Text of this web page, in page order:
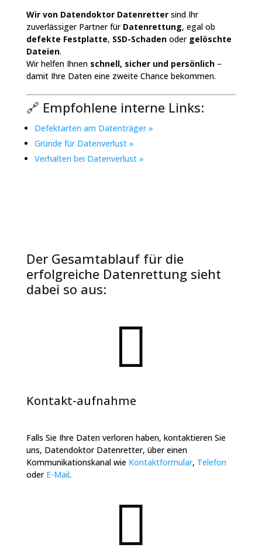
Wir von Datendoktor Datenrettersind Ihr
zuverlässiger Partner für Datenrettung, egal ob
defekte Festplatte, SSD-Schadenoder gelöschte
Dateien.
Wir helfen Ihnen schnell, sicher und persönlich–
damit Ihre Daten eine zweite Chance bekommen.
🔗 Empfohlene interne Links:
Defektarten am Datenträger »
Gründe für Datenverlust »
Verhalten bei Datenverlust »
Der Gesamtablauf für die
erfolgreiche Datenrettung sieht
dabei so aus:

Kontakt-aufnahme
Falls Sie Ihre Daten verloren haben, kontaktieren Sie
uns, Datendoktor Datenretter, über einen
Kommunikationskanal wie Kontaktformular, Telefon
oder E-Mail.
